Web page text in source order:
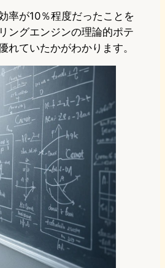
率が10％程度だったことを
ングエンジンの理論的ポテ
れていたかがわかります。